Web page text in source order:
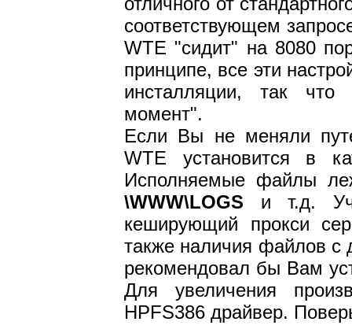
соответствующем
WTE "сидит" на 8080
принципе, все эти
инсталляции, так что
момент".
Если Вы не меняли
WTE установится в
Исполняемые файлы
\WWW\LOGS и т.д.
кеширующий прокси
также наличия файлов с
рекомендовал бы Вам
Для увеличения
HPFS386 драйвер.